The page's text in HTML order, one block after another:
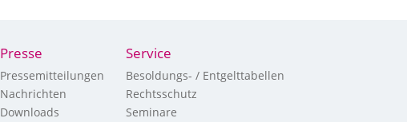
Presse
Pressemitteilungen
Nachrichten
Downloads
Service
Besoldungs- / Entgelttabellen
Rechtsschutz
Seminare